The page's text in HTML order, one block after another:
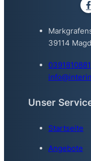
39114
Unser
Startseite
Angebote